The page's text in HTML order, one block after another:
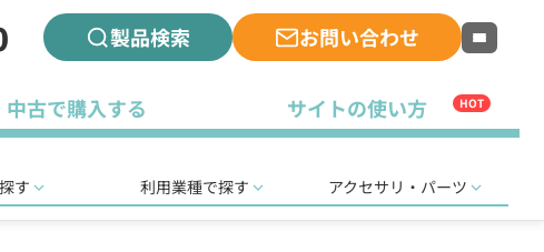
製品検索 お問い合わせ
中古で購入する サイトの使い方 HOT
す 利用業種で探す アクセサリ・パーツ